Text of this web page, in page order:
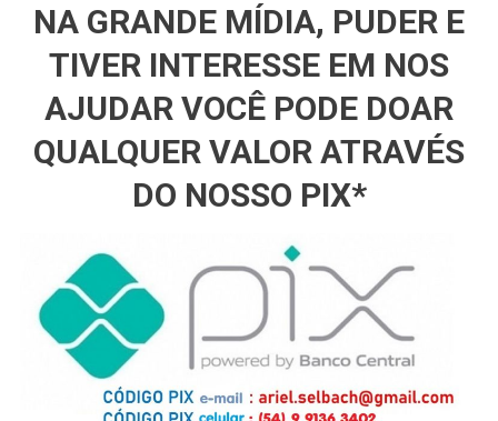
NA GRANDE MÍDIA, PUDER E
TIVER INTERESSE EM NOS
AJUDAR VOCÊ PODE DOAR
QUALQUER VALOR ATRAVÉS
DO NOSSO PIX*